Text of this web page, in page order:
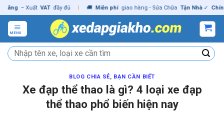
Skip
to
content
– Xuất VAT đầy đủ | 🚚 Miễn phí giao hàng - Sửa Chữa Tận Nhà ✓ Chính
MENU
Tìm
kiếm:
BLOG CHIA SẺ, BẠN CẦN BIẾT
Xe đạp thể thao là gì? 4 loại xe đạp
thể thao phổ biến hiện nay